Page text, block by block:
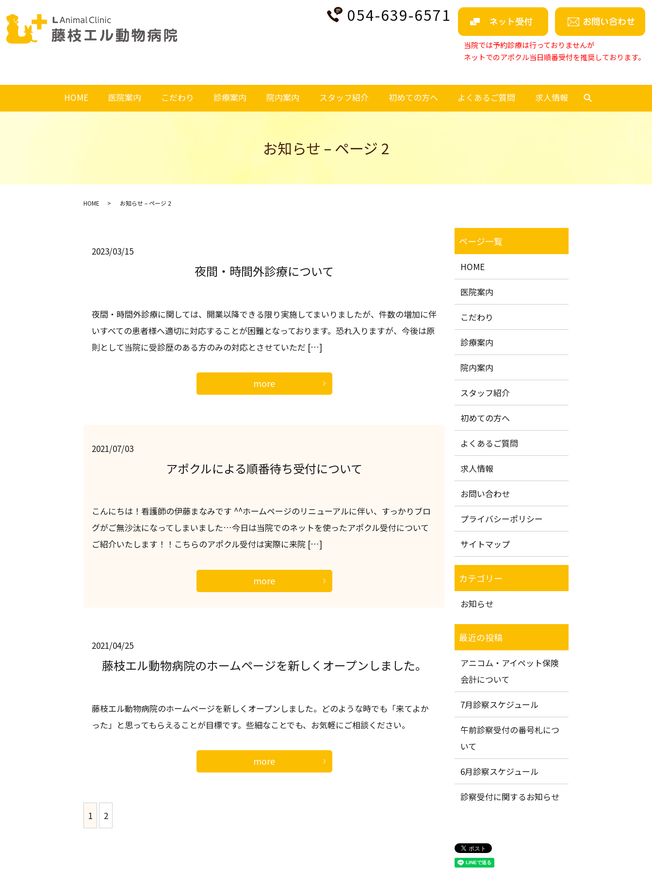
054-639-6571
当院では予約診療は行っておりませんが
ネットでのアポクル当日順番受付を推奨しております。
HOME 医院案内 こだわり 診療案内 院内案内 スタッフ紹介 初めての方へ よくあるご質問 求人情報
お知らせ – ページ 2
HOME お知らせ – ページ 2
2023/03/15
夜間・時間外診療について
夜間・時間外診療に関しては、開業以降できる限り実施してまいりましたが、件数の増加に伴
いすべての患者様へ適切に対応することが困難となっております。恐れ入りますが、今後は原
則として当院に受診歴のある方のみの対応とさせていただ […]
more
2021/07/03
アポクルによる順番待ち受付について
こんにちは！看護師の伊藤まなみです ^^ホームページのリニューアルに伴い、すっかりブロ
グがご無沙汰になってしまいました…今日は当院でのネットを使ったアポクル受付について
ご紹介いたします！！こちらのアポクル受付は実際に来院 […]
more
2021/04/25
藤枝エル動物病院のホームページを新しくオープンしました。
藤枝エル動物病院のホームページを新しくオープンしました。どのような時でも「来てよか
った」と思ってもらえることが目標です。些細なことでも、お気軽にご相談ください。
more
1 2
HOME
医院案内
こだわり
診療案内
院内案内
スタッフ紹介
初めての方へ
よくあるご質問
求人情報
お問い合わせ
プライバシーポリシー
サイトマップ
お知らせ
アニコム・アイペット保険
会計について
7月診察スケジュール
午前診察受付の番号札につ
いて
6月診察スケジュール
診察受付に関するお知らせ